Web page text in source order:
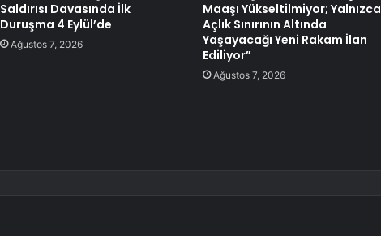
Saldırısı Davasında İlk
Duruşma 4 Eylül’de
Ağustos 7, 2026
Maaşı Yükseltilmiyor; Yalnızca
Açlık Sınırının Altında
Yaşayacağı Yeni Rakam İlan
Ediliyor”
Ağustos 7, 2026